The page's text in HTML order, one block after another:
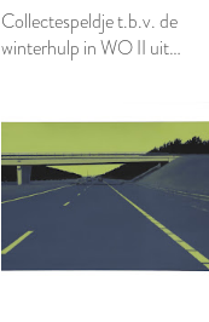
Collectespeldje t.b.v. de
winterhulp in WO II uit